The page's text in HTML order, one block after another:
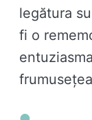
legătura
fi o